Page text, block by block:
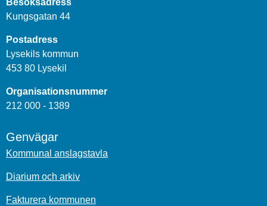
Besöksadress
Kungsgatan 44
Postadress
Lysekils kommun
453 80 Lysekil
Organisationsnummer
212 000 - 1389
Genvägar
Kommunal anslagstavla
Diarium och arkiv
Fakturera kommunen